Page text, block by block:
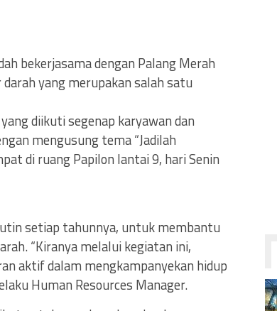
bekerjasama dengan Palang Merah
yang merupakan salah satu
diikuti segenap karyawan dan
mengusung tema “Jadilah
di ruang Papilon lantai 9, hari Senin
setiap tahunnya, untuk membantu
“Kiranya melalui kegiatan ini,
aktif dalam mengkampanyekan hidup
Human Resources Manager.